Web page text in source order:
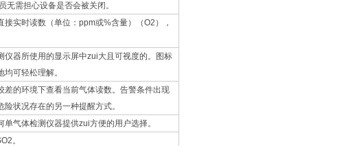
无需担心设备是否会被关闭。
实时读数（单位：ppm或%含量）（O2），
仪器所使用的显示屏中zui大且可视度的。图标
可轻松理解。
差的环境下查看当前气体读数。告警条件出现
状况存在的另一种提醒方式。
气体检测仪器提供zui方便的用户选择。
。